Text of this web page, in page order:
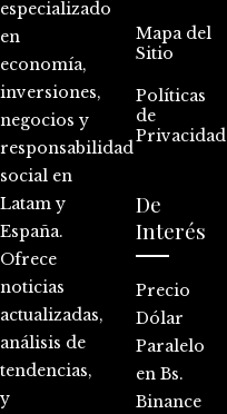
especializado
en
economía,
inversiones,
negocios y
responsabilidad
social en
Latam y
España.
Ofrece
noticias
actualizadas,
análisis de
tendencias,
y
Mapa del
Sitio
Políticas
de
Privacidad
De
Interés
Precio
Dólar
Paralelo
en Bs.
Binance